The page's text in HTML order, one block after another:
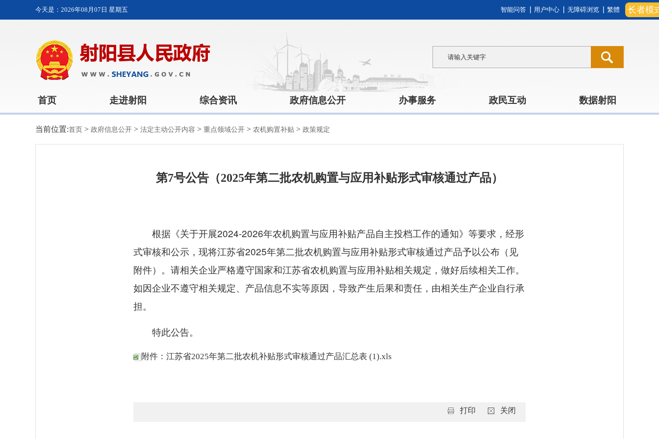
长者模
今天是： 2026年08月07日 星期五 智能问答 用户中心 无障碍浏览 繁體
首页 走进射阳 综合资讯 政府信息公开 办事服务 政民互动 数据射阳
当前位置:首页 > 政府信息公开 > 法定主动公开内容 > 重点领域公开 > 农机购置补贴 > 政策规定
第7号公告（2025年第二批农机购置与应用补贴形式审核通过产品）
根据《关于开展2024-2026年农机购置与应用补贴产品自主投档工作的通知》等要求，经形
式审核和公示，现将江苏省2025年第二批农机购置与应用补贴形式审核通过产品予以公布（见
附件）。请相关企业严格遵守国家和江苏省农机购置与应用补贴相关规定，做好后续相关工作。
如因企业不遵守相关规定、产品信息不实等原因，导致产生后果和责任，由相关生产企业自行承
担。
特此公告。
附件：江苏省2025年第二批农机补贴形式审核通过产品汇总表 (1).xls
打印 关闭